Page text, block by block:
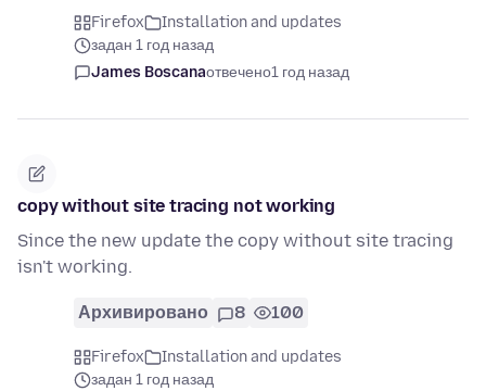
Firefox
Installation and updates
задан 1 год назад
James Boscanaотвечено1 год назад
copy without site tracing not working
Since the new update the copy without site tracing
isn't working.
Архивировано 8 100
Firefox
Installation and updates
задан 1 год назад